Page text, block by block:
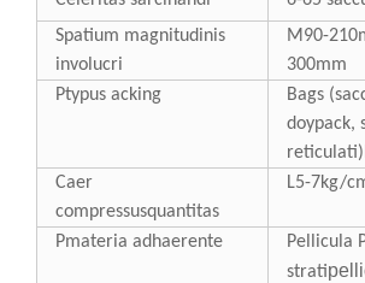
Spatium magnitudinis
involucri
M90-
300mm
Ptypus acking Bags
doypack,
reticulati)
Caer
compressusquantitas
L5-7kg/
Pmateria adhaerente
Pellicula
strati